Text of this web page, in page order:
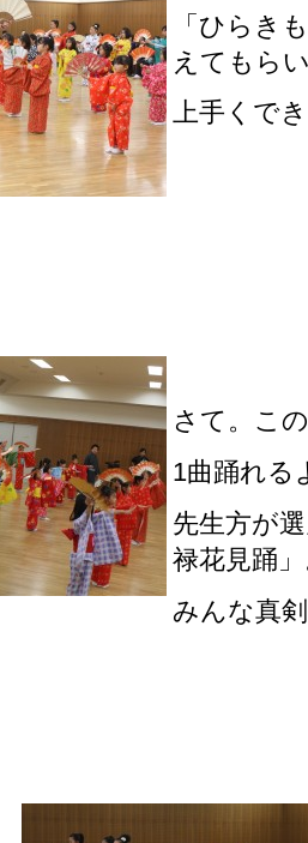
「ひらき
えてもら
上手くで
さて。こ
1曲踊れる
先生方が
禄花見踊
みんな真